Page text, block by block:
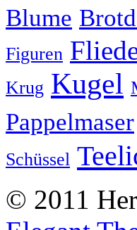
Blume
Figuren
Krug Kugel
Pappelmaser
Schüssel
© 2011